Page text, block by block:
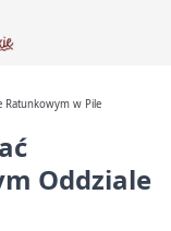
Ratunkowym w Pile
Oddziale